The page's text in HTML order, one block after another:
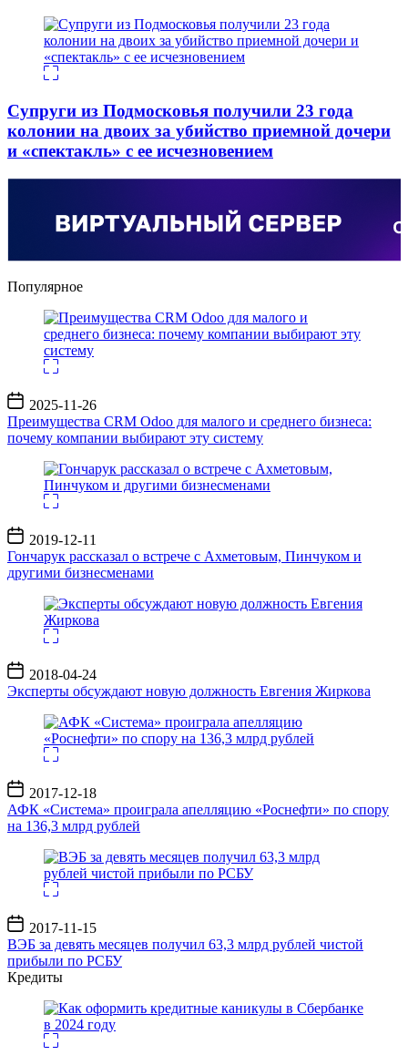
Супруги из Подмосковья получили 23 года
колонии на двоих за убийство приемной дочери
и «спектакль» с ее исчезновением
Популярное
Дата
записи
2025-11-26
Преимущества CRM Odoo для малого и среднего бизнеса:
почему компании выбирают эту систему
Дата
записи
2019-12-11
Гончарук рассказал о встрече с Ахметовым, Пинчуком и
другими бизнесменами
Дата
записи
2018-04-24
Эксперты обсуждают новую должность Евгения Жиркова
Дата
записи
2017-12-18
АФК «Система» проиграла апелляцию «Роснефти» по спору
на 136,3 млрд рублей
Дата
записи
2017-11-15
ВЭБ за девять месяцев получил 63,3 млрд рублей чистой
прибыли по РСБУ
Кредиты